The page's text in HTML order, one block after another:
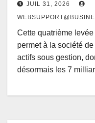
JUIL 31, 2026
Cette quatrième
permet à la société
actifs sous gestion,
désormais les 7